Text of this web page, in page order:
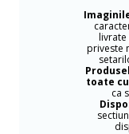
livrate
priveste
toate
ca